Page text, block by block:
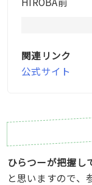
関連リンク
公式サイト
ひらつーが把握し
と思いますので、